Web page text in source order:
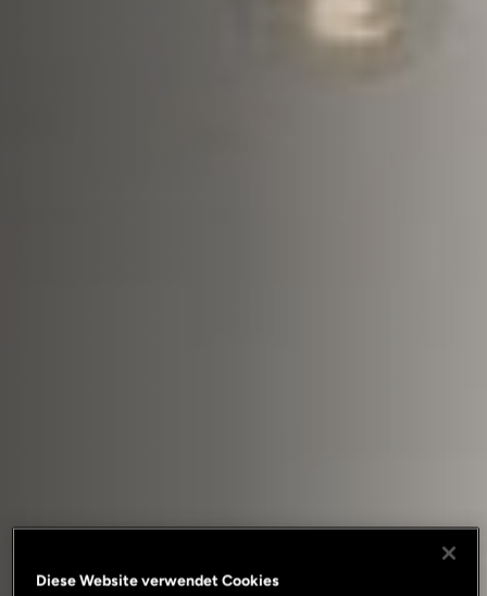
Diese Website verwendet Cookies